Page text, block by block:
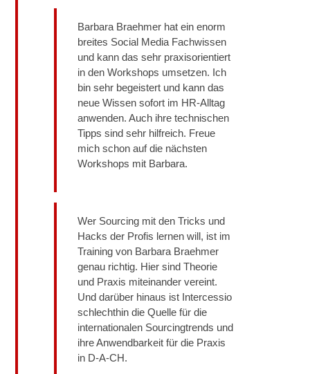
Barbara Braehmer hat ein enorm
breites Social Media Fachwissen
und kann das sehr praxisorientiert
in den Workshops umsetzen. Ich
bin sehr begeistert und kann das
neue Wissen sofort im HR-Alltag
anwenden. Auch ihre technischen
Tipps sind sehr hilfreich. Freue
mich schon auf die nächsten
Workshops mit Barbara.
Wer Sourcing mit den Tricks und
Hacks der Profis lernen will, ist im
Training von Barbara Braehmer
genau richtig. Hier sind Theorie
und Praxis miteinander vereint.
Und darüber hinaus ist Intercessio
schlechthin die Quelle für die
internationalen Sourcingtrends und
ihre Anwendbarkeit für die Praxis
in D-A-CH.